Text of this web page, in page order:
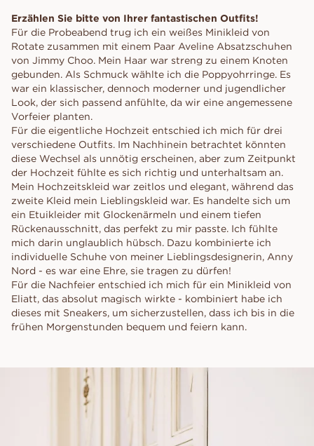
Erzählen Sie bitte von Ihrer fantastischen Outfits!
Für die Probeabend trug ich ein weißes Minikleid von
Rotate zusammen mit einem Paar Aveline Absatzschuhen
von Jimmy Choo. Mein Haar war streng zu einem Knoten
gebunden. Als Schmuck wählte ich die Poppyohrringe. Es
war ein klassischer, dennoch moderner und jugendlicher
Look, der sich passend anfühlte, da wir eine angemessene
Vorfeier planten.
Für die eigentliche Hochzeit entschied ich mich für drei
verschiedene Outfits. Im Nachhinein betrachtet könnten
diese Wechsel als unnötig erscheinen, aber zum Zeitpunkt
der Hochzeit fühlte es sich richtig und unterhaltsam an.
Mein Hochzeitskleid war zeitlos und elegant, während das
zweite Kleid mein Lieblingskleid war. Es handelte sich um
ein Etuikleider mit Glockenärmeln und einem tiefen
Rückenausschnitt, das perfekt zu mir passte. Ich fühlte
mich darin unglaublich hübsch. Dazu kombinierte ich
individuelle Schuhe von meiner Lieblingsdesignerin, Anny
Nord - es war eine Ehre, sie tragen zu dürfen!
Für die Nachfeier entschied ich mich für ein Minikleid von
Eliatt, das absolut magisch wirkte - kombiniert habe ich
dieses mit Sneakers, um sicherzustellen, dass ich bis in die
frühen Morgenstunden bequem und feiern kann.